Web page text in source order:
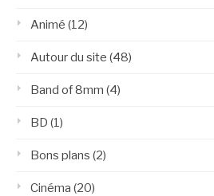
Animé (12)
Autour du site (48)
Band of 8mm (4)
BD (1)
Bons plans (2)
Cinéma (20)